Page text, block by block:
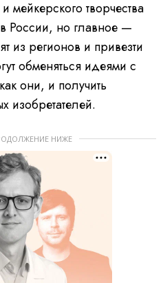
мейкерского творчества
России, но главное —
из регионов и привезти
обменяться идеями с
они, и получить
изобретателей.
НИЖЕ